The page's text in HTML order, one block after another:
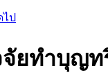
ยทำบุญ